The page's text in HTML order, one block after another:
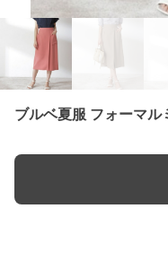
ブルベ夏服 フォーマル